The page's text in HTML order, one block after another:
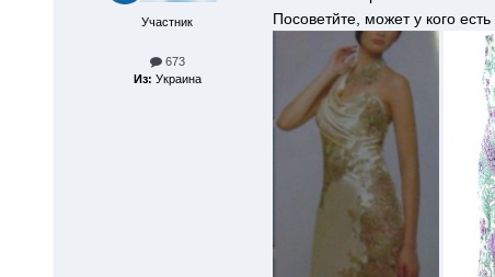
Участник
673
Из: Украина
Посоветйте, может у кого